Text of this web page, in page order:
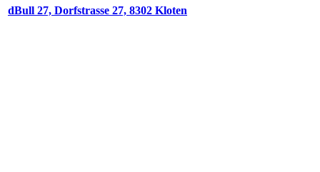
dBull 27, Dorfstrasse 27, 8302 Kloten